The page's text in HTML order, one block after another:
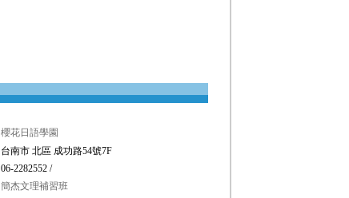
櫻花日語學園
台南市 北區 成功路54號7F
06-2282552 /
簡杰文理補習班